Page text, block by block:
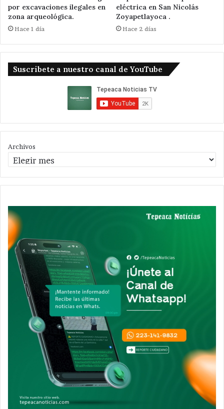
por excavaciones ilegales en
zona arqueológica.
Hace 1 día
eléctrica en San Nicolás
Zoyapetlayoca .
Hace 2 días
Suscribete a nuestro canal de YouTube
Archivos